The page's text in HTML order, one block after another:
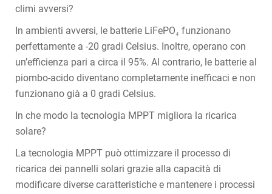
climi avversi?
In ambienti avversi, le batterie LiFePO₄ funzionano
perfettamente a -20 gradi Celsius. Inoltre, operano con
un’efficienza pari a circa il 95%. Al contrario, le batterie al
piombo-acido diventano completamente inefficaci e non
funzionano già a 0 gradi Celsius.
In che modo la tecnologia MPPT migliora la ricarica
solare?
La tecnologia MPPT può ottimizzare il processo di
ricarica dei pannelli solari grazie alla capacità di
modificare diverse caratteristiche e mantenere i processi